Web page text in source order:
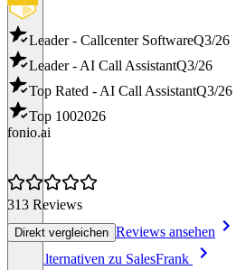
Leader - Callcenter SoftwareQ3/26
Leader - AI Call AssistantQ3/26
Top Rated - AI Call AssistantQ3/26
Top 1002026
fonio.ai
313 Reviews
Direkt vergleichen Reviews ansehen
Alle Alternativen zu SalesFrank